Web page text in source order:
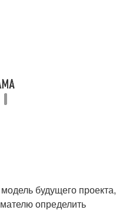
будущего проекта,
определить